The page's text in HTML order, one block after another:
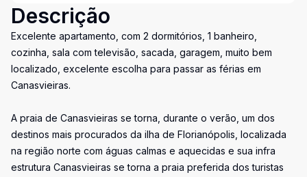
Descrição
Excelente apartamento, com 2 dormitórios, 1 banheiro,
cozinha, sala com televisão, sacada, garagem, muito bem
localizado, excelente escolha para passar as férias em
Canasvieiras.
A praia de Canasvieiras se torna, durante o verão, um dos
destinos mais procurados da ilha de Florianópolis, localizada
na região norte com águas calmas e aquecidas e sua infra
estrutura Canasvieiras se torna a praia preferida dos turistas